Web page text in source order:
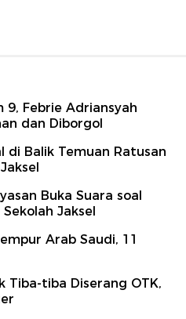
9, Febrie Adriansyah
dan Diborgol
di Balik Temuan Ratusan
Buka Suara soal
Jaksel
Arab Saudi, 11
Tiba-tiba Diserang OTK,